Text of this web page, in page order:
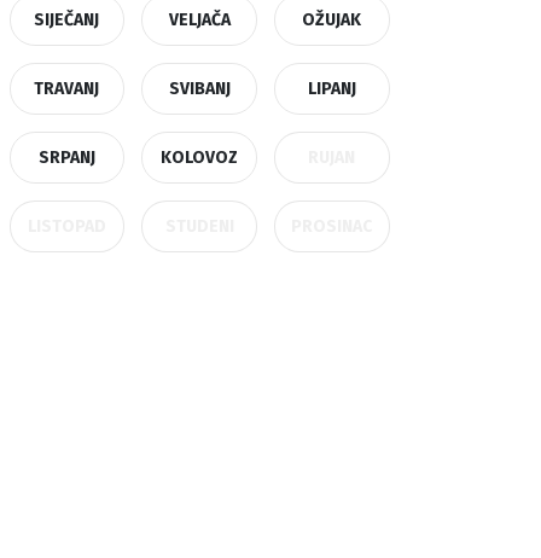
SIJEČANJ VELJAČA OŽUJAK
TRAVANJ SVIBANJ LIPANJ
SRPANJ KOLOVOZ